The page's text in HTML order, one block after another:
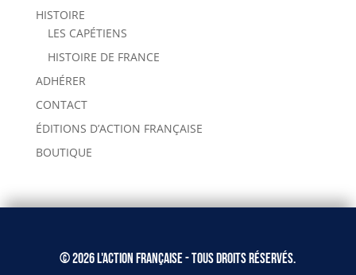
HISTOIRE
LES CAPÉTIENS
HISTOIRE DE FRANCE
ADHÉRER
CONTACT
ÉDITIONS D’ACTION FRANÇAISE
BOUTIQUE
© 2026 L'Action Française - Tous droits réservés.